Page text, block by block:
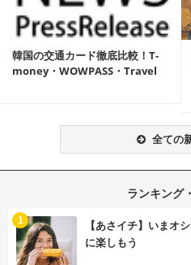
韓国の交通カード徹底比較！T-
money・WOWPASS・Travel
全ての
ランキング
【あさイチ】いまオ
に楽しもう
1